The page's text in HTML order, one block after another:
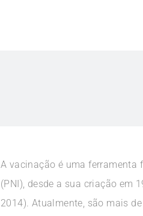
A vacinação é uma ferramenta
(PNI), desde a sua criação em
2014). Atualmente, são mais